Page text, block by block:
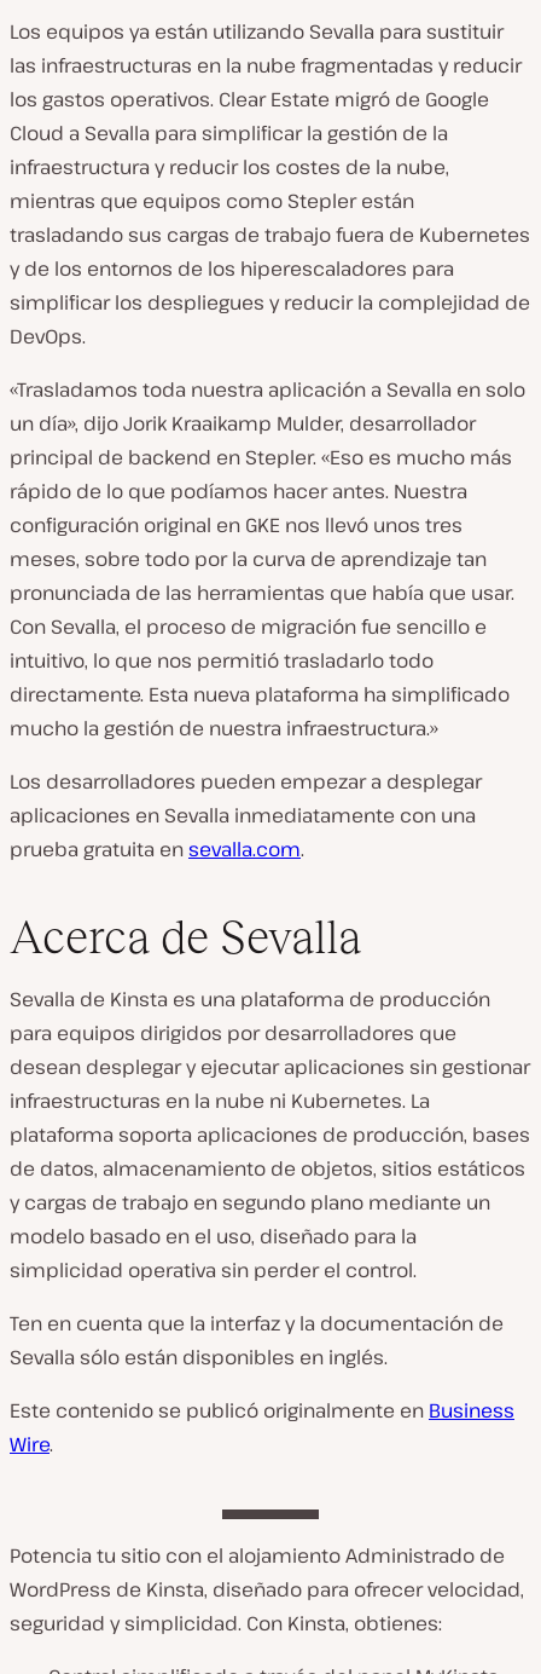
Los equipos ya están utilizando Sevalla para sustituir
las infraestructuras en la nube fragmentadas y reducir
los gastos operativos. Clear Estate migró de Google
Cloud a Sevalla para simplificar la gestión de la
infraestructura y reducir los costes de la nube,
mientras que equipos como Stepler están
trasladando sus cargas de trabajo fuera de Kubernetes
y de los entornos de los hiperescaladores para
simplificar los despliegues y reducir la complejidad de
DevOps.
«Trasladamos toda nuestra aplicación a Sevalla en solo
un día», dijo Jorik Kraaikamp Mulder, desarrollador
principal de backend en Stepler. «Eso es mucho más
rápido de lo que podíamos hacer antes. Nuestra
configuración original en GKE nos llevó unos tres
meses, sobre todo por la curva de aprendizaje tan
pronunciada de las herramientas que había que usar.
Con Sevalla, el proceso de migración fue sencillo e
intuitivo, lo que nos permitió trasladarlo todo
directamente. Esta nueva plataforma ha simplificado
mucho la gestión de nuestra infraestructura.»
Los desarrolladores pueden empezar a desplegar
aplicaciones en Sevalla inmediatamente con una
prueba gratuita ensevalla.com.
Acerca de Sevalla
Sevalla de Kinsta es una plataforma de producción
para equipos dirigidos por desarrolladores que
desean desplegar y ejecutar aplicaciones sin gestionar
infraestructuras en la nube ni Kubernetes. La
plataforma soporta aplicaciones de producción, bases
de datos, almacenamiento de objetos, sitios estáticos
y cargas de trabajo en segundo plano mediante un
modelo basado en el uso, diseñado para la
simplicidad operativa sin perder el control.
Ten en cuenta que la interfaz y la documentación de
Sevalla sólo están disponibles en inglés.
Este contenido se publicó originalmente en Business
Wire.
Potencia tu sitio con el alojamiento Administrado de
WordPress de Kinsta, diseñado para ofrecer velocidad,
seguridad y simplicidad. Con Kinsta, obtienes: